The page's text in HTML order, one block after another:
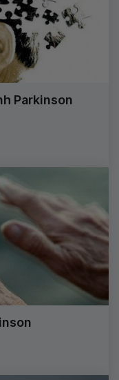
Parkinson